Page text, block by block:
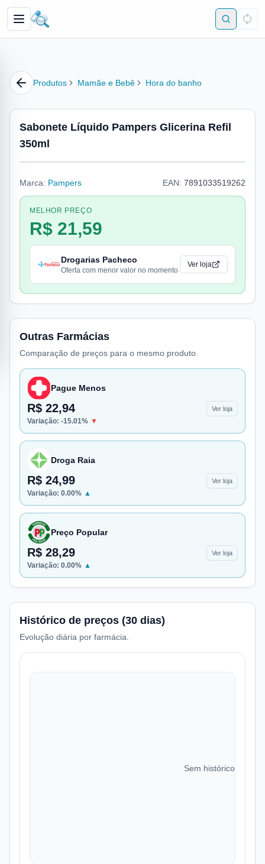
Produtos Mamãe e Bebê Hora do banho
Sabonete Líquido Pampers Glicerina Refil
350ml
Marca: Pampers EAN: 7891033519262
MELHOR PREÇO
R$ 21,59
Drogarias Pacheco
Oferta com menor valor no momento
Ver loja
Outras Farmácias
Comparação de preços para o mesmo produto.
Pague Menos
R$ 22,94 Ver loja
Variação: -15.01% ▼
Droga Raia
R$ 24,99 Ver loja
Variação: 0.00% ▲
Preço Popular
R$ 28,29 Ver loja
Variação: 0.00% ▲
Histórico de preços (30 dias)
Evolução diária por farmácia.
Sem histórico de